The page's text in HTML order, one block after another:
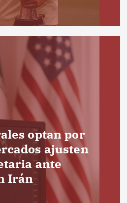
optan por
ajusten
ante
Irán